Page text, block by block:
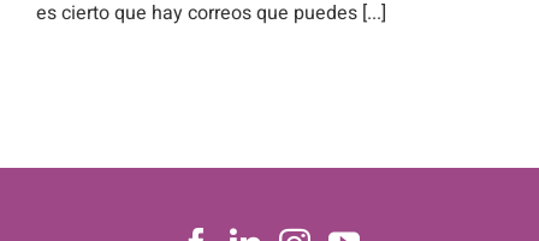
es cierto que hay correos que puedes [...]